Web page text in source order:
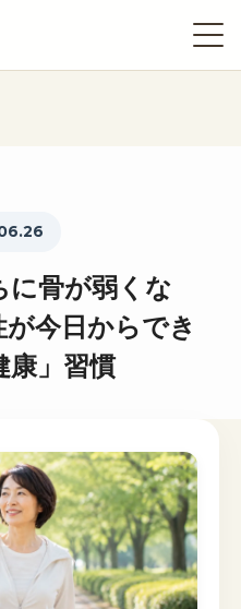
に骨が弱くな
が今日からでき
康」習慣